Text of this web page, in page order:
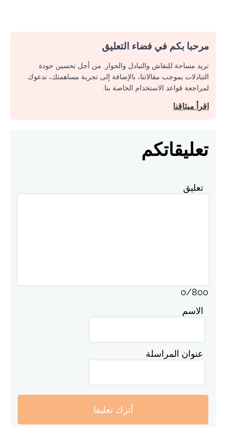
مرحبا بكم في فضاء التعليق
نريد مساحة للنقاش والتبادل والحوار. من أجل تحسين جودة
التبادلات بموجب مقالاتنا، بالإضافة إلى تجربة مساهمتك، ندعوك
لمراجعة قواعد الاستخدام الخاصة بنا.
اقرأ ميثاقنا
تعليقاتكم
تعليق
0/800
الاسم
عنوان المراسلة
أترك تعليقا